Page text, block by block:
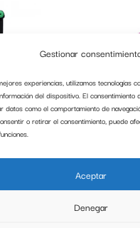
Gestionar
experiencias, utilizamos tecnologías
del dispositivo. El consentimiento
datos como el comportamiento de
o retirar el consentimiento, puede
Aceptar
Denegar
VERDE